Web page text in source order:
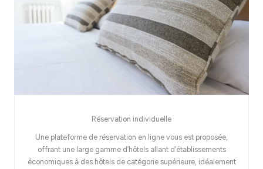
Réservation individuelle
Une plateforme de réservation en ligne vous est proposée,
offrant une large gamme d’hôtels allant d’établissements
économiques à des hôtels de catégorie supérieure, idéalement